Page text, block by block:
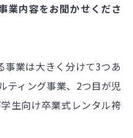
業内容をお聞かせくださ
事業は大きく分けて3つあ
ティング事業、2つ目が児
生向け卒業式レンタル袴